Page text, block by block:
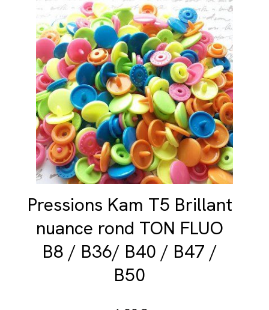
Pressions Kam T5 Brillant
nuance rond TON FLUO
B8 / B36/ B40 / B47 /
B50